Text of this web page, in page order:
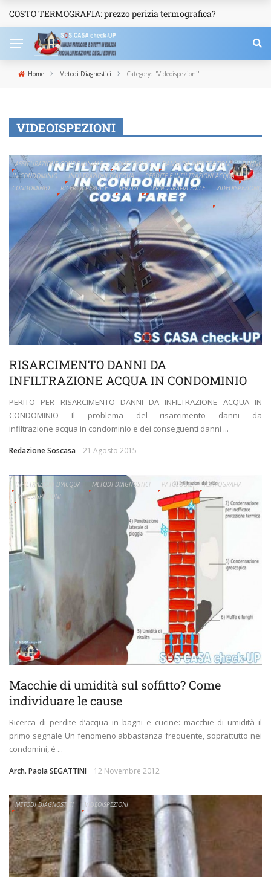
NEWS
COSTO TERMOGRAFIA: prezzo perizia termografica?
Home › Metodi Diagnostici › Category: "Videoispezioni"
VIDEOISPEZIONI
ASSICURAZIONE CONDOMINIALE CONDOMINIO DANNI DA INFILTRAZIONI
DANNI
IN CONDOMINIO
INFILTRAZIONI D'ACQUA
PERDITE E INFILTRAZIONI ACQUA
CONDOMINIO
RICERCA PERDITE SERVIZI TERMOGRAFIA EDILE VIDEOISPEZIONI
RISARCIMENTO DANNI DA
INFILTRAZIONE ACQUA IN CONDOMINIO
PERITO PER RISARCIMENTO DANNI DA INFILTRAZIONE ACQUA IN
CONDOMINIO Il problema del risarcimento danni da
infiltrazione acqua in condominio e dei conseguenti danni ...
Redazione Soscasa 21 Agosto 2015
INFILTRAZIONI D'ACQUA METODI DIAGNOSTICI PATOLOGIE
TERMOGRAFIA
VIDEOISPEZIONI
Macchie di umidità sul soffitto? Come
individuare le cause
Ricerca di perdite d’acqua in bagni e cucine: macchie di umidità il
primo segnale Un fenomeno abbastanza frequente, soprattutto nei
condomini, è ...
Arch. Paola SEGATTINI 12 Novembre 2012
METODI DIAGNOSTICI VIDEOISPEZIONI